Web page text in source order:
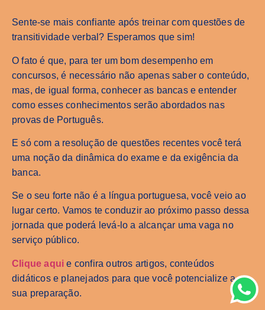
Sente-se mais confiante após treinar com questões de
transitividade verbal? Esperamos que sim!
O fato é que, para ter um bom desempenho em
concursos, é necessário não apenas saber o conteúdo,
mas, de igual forma, conhecer as bancas e entender
como esses conhecimentos serão abordados nas
provas de Português.
E só com a resolução de questões recentes você terá
uma noção da dinâmica do exame e da exigência da
banca.
Se o seu forte não é a língua portuguesa, você veio ao
lugar certo. Vamos te conduzir ao próximo passo dessa
jornada que poderá levá-lo a alcançar uma vaga no
serviço público.
Clique aqui e confira outros artigos, conteúdos
didáticos e planejados para que você potencialize a
sua preparação.